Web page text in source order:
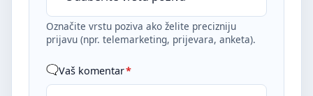
Označite vrstu poziva ako želite precizniju
prijavu (npr. telemarketing, prijevara, anketa).
Vaš komentar*